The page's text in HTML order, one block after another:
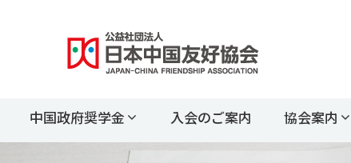
中国政府奨学金 入会のご案内 協会案内